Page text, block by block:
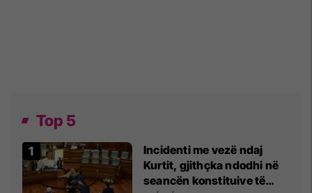
Top 5
Incidenti me vezë ndaj
Kurtit, gjithçka ndodhi në
seancën konstituive të